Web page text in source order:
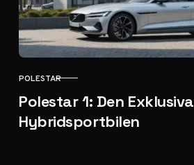
KATEGORI
POLESTAR
Polestar 1: Den Exklusiva
Hybridsportbilen